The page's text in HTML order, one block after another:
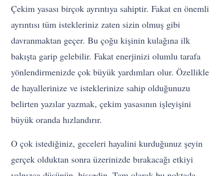
Çekim yasası birçok ayrıntıya sahiptir. Fakat en önemli
ayrıntısı tüm istekleriniz zaten sizin olmuş gibi
davranmaktan geçer. Bu çoğu kişinin kulağına ilk
bakışta garip gelebilir. Fakat enerjinizi olumlu tarafa
yönlendirmenizde çok büyük yardımları olur. Özellikle
de hayallerinize ve isteklerinize sahip olduğunuzu
belirten yazılar yazmak, çekim yasasının işleyişini
büyük oranda hızlandırır.
O çok istediğiniz, geceleri hayalini kurduğunuz şeyin
gerçek olduktan sonra üzerinizde bırakacağı etkiyi